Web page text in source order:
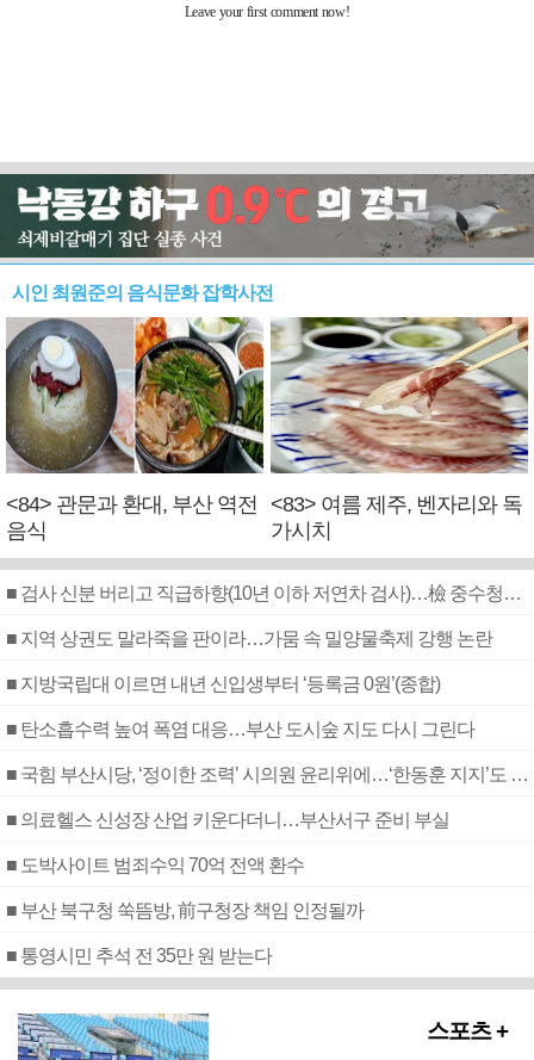
시인 최원준의 음식문화 잡학사전
<84> 관문과 환대, 부산 역전
음식
<83> 여름 제주, 벤자리와 독
가시치
■ 검사 신분 버리고 직급하향(10년 이하 저연차 검사)…檢 중수청행 기피
■ 지역 상권도 말라죽을 판이라…가뭄 속 밀양물축제 강행 논란
■ 지방국립대 이르면 내년 신입생부터 ‘등록금 0원’(종합)
■ 탄소흡수력 높여 폭염 대응…부산 도시숲 지도 다시 그린다
■ 국힘 부산시당, ‘정이한 조력’ 시의원 윤리위에…‘한동훈 지지’도 신고접수
■ 의료헬스 신성장 산업 키운다더니…부산서구 준비 부실
■ 도박사이트 범죄수익 70억 전액 환수
■ 부산 북구청 쑥뜸방, 前구청장 책임 인정될까
■ 통영시민 추석 전 35만 원 받는다
스포츠 +